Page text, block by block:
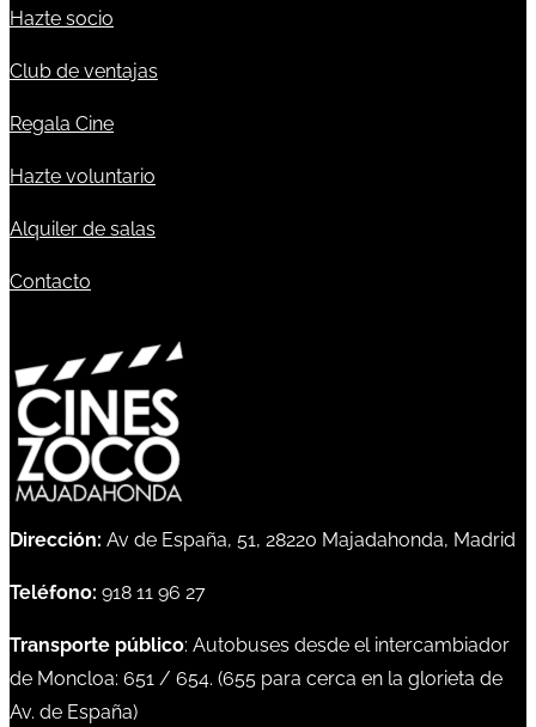
Hazte socio
Club de ventajas
Regala Cine
Hazte voluntario
Alquiler de salas
Contacto
Dirección: Av de España, 51, 28220 Majadahonda, Madrid
Teléfono: 918 11 96 27
Transporte público: Autobuses desde el intercambiador
de Moncloa: 651 / 654. (655 para cerca en la glorieta de
Av. de España)